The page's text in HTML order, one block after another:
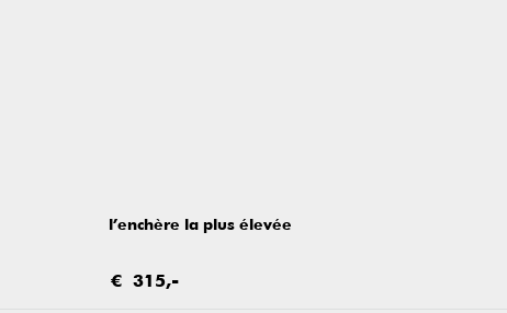
l’enchère la plus élevée
€ 315,-